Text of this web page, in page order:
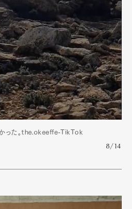
かった。the.okeeffe-TikTok
8/14